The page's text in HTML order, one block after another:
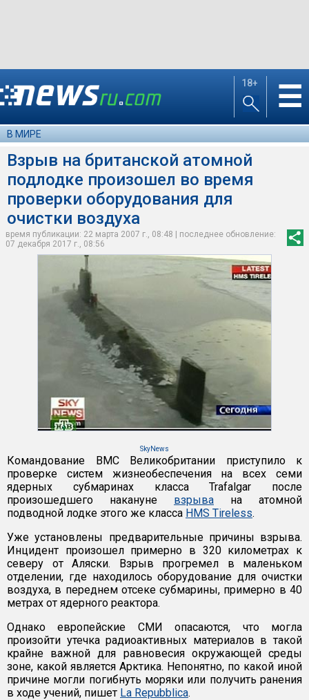
18+ ☰
В МИРЕ
Взрыв на британской атомной
подлодке произошел во время
проверки оборудования для
очистки воздуха
время публикации: 22 марта 2007 г., 08:48 | последнее обновление:
07 декабря 2017 г., 08:56
SkyNews
Командование ВМС Великобритании приступило к
проверке систем жизнеобеспечения на всех семи
ядерных субмаринах класса Trafalgar после
произошедшего накануне взрыва на атомной
подводной лодке этого же класса HMS Tireless.
Уже установлены предварительные причины взрыва.
Инцидент произошел примерно в 320 километрах к
северу от Аляски. Взрыв прогремел в маленьком
отделении, где находилось оборудование для очистки
воздуха, в переднем отсеке субмарины, примерно в 40
метрах от ядерного реактора.
Однако европейские СМИ опасаются, что могла
произойти утечка радиоактивных материалов в такой
крайне важной для равновесия окружающей среды
зоне, какой является Арктика. Непонятно, по какой иной
причине могли погибнуть моряки или получить ранения
в ходе учений, пишет La Repubblica.